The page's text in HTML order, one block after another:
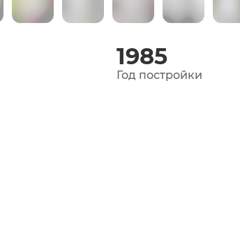
1985
Год постройки